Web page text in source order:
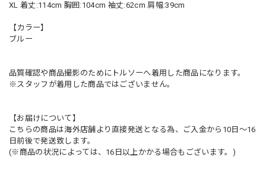
XL 着丈:114cm 胸囲:104cm 袖丈:62cm 肩幅:39cm
【カラー】
ブルー
品質確認や商品撮影のためにトルソーへ着用した商品になります。
※スタッフが着用した商品ではございません。
【お届けについて】
こちらの商品は海外店舗より直接発送となる為、ご入金から10日〜16
日前後で発送致します。
(※商品の状況によっては、16日以上かかる場合もございます。)